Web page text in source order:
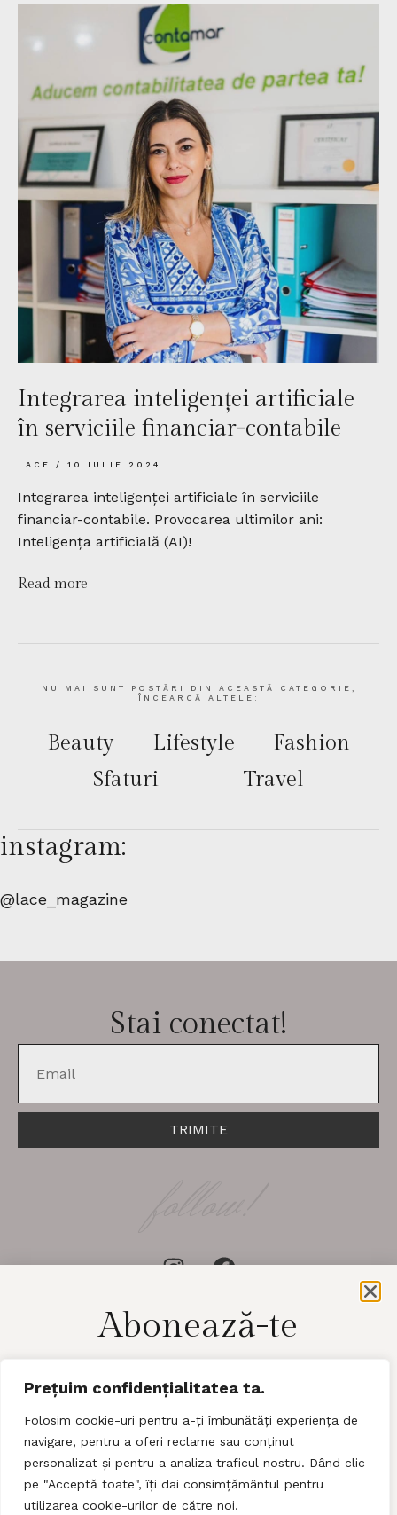
Prețuim confidențialitatea ta.
Folosim cookie-uri pentru a-ți îmbunătăți experiența de
navigare, pentru a oferi reclame sau conținut
personalizat și pentru a analiza traficul nostru. Dând clic
pe "Acceptă toate", îți dai consimțământul pentru
utilizarea cookie-urilor de către noi.
Integrarea inteligenței artificiale
în serviciile financiar-contabile
LACE 10 IULIE 2024
Integrarea inteligenței artificiale în serviciile
financiar-contabile. Provocarea ultimilor ani:
Inteligența artificială (AI)!
Read more
NU MAI SUNT POSTĂRI DIN ACEASTĂ CATEGORIE,
ÎNCEARCĂ ALTELE:
Beauty Lifestyle
Fashion
Sfaturi
Travel
instagram:
@lace_magazine
LACE
Blog Articole
©2026 Lace Magazine
Stai conectat!
TRIMITE
Abonează-te
Trimite!